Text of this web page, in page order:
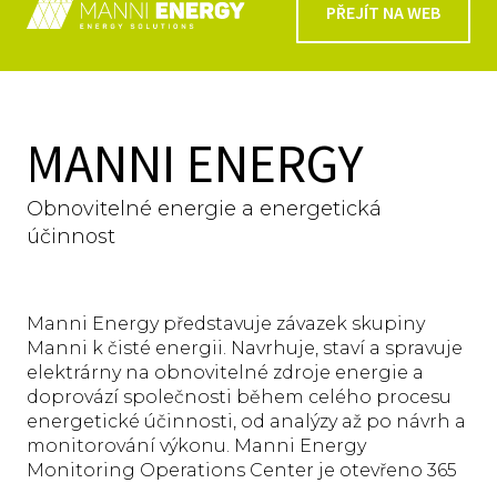
PŘEJÍT NA WEB
MANNI ENERGY
Obnovitelné energie a energetická
účinnost
Manni Energy představuje závazek skupiny
Manni k čisté energii. Navrhuje, staví a spravuje
elektrárny na obnovitelné zdroje energie a
doprovází společnosti během celého procesu
energetické účinnosti, od analýzy až po návrh a
monitorování výkonu. Manni Energy
Monitoring Operations Center je otevřeno 365